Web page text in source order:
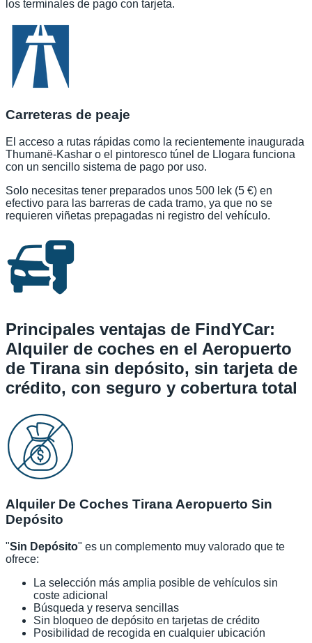
los terminales de pago con tarjeta.
Carreteras de peaje
El acceso a rutas rápidas como la recientemente inaugurada
Thumanë-Kashar o el pintoresco túnel de Llogara funciona
con un sencillo sistema de pago por uso.
Solo necesitas tener preparados unos 500 lek (5 €) en
efectivo para las barreras de cada tramo, ya que no se
requieren viñetas prepagadas ni registro del vehículo.
Principales ventajas de FindYCar:
Alquiler de coches en el Aeropuerto
de Tirana sin depósito, sin tarjeta de
crédito, con seguro y cobertura total
Alquiler De Coches Tirana Aeropuerto Sin
Depósito
"Sin Depósito" es un complemento muy valorado que te
ofrece:
La selección más amplia posible de vehículos sin
coste adicional
Búsqueda y reserva sencillas
Sin bloqueo de depósito en tarjetas de crédito
Posibilidad de recogida en cualquier ubicación